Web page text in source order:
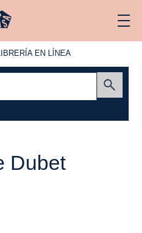
EN LÍNEA
Dubet